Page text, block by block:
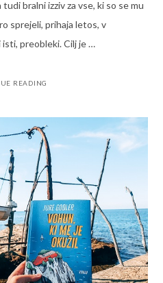
bralni izziv za vse, ki so se mu
sprejeli, prihaja letos, v
preobleki. Cilj je …
READING